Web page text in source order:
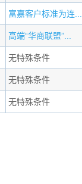
富嘉客户标准为连...
高端“华商联盟”...
无特殊条件
无特殊条件
无特殊条件